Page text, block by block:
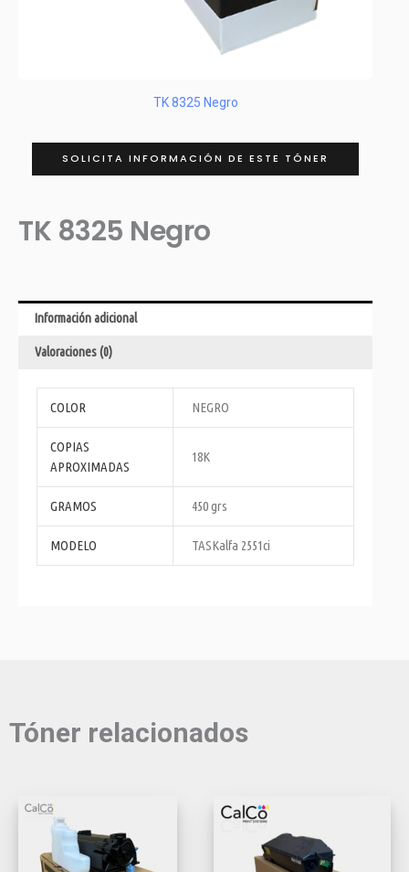
TK 8325 Negro
SOLICITA INFORMACIÓN DE ESTE TÓNER
TK 8325 Negro
Información adicional
Valoraciones (0)
COLOR NEGRO
COPIAS
APROXIMADAS
18K
GRAMOS 450 grs
MODELO TASKalfa 2551ci
Tóner relacionados